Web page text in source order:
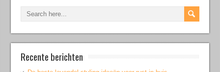
Recente berichten